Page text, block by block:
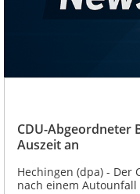
CDU-Abgeordneter
Auszeit an
Hechingen (dpa) - Der
nach einem